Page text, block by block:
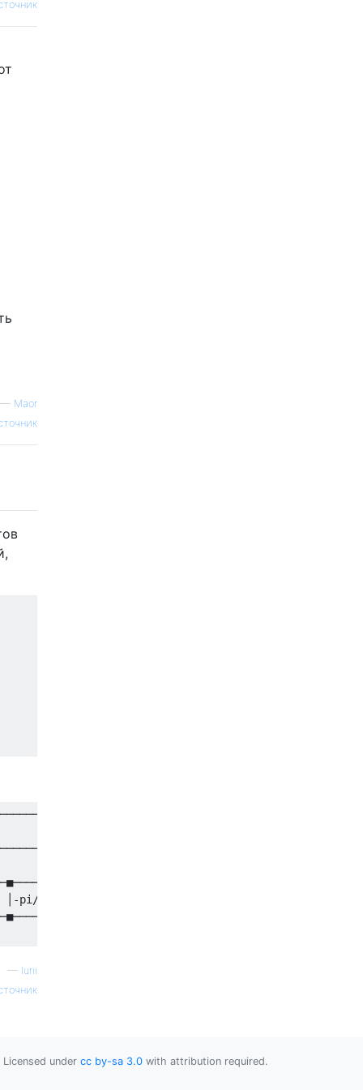
— Maor
│                                  │
┌─┴─┐            ┌─┴─┐
X ├──────■─────┤ X ├──────■───────────
pi/4 ├───┤┌───┐ │pi/4 ├───┤┌───┐ │-pi/4 ┌───┐
H ├┤ H ├─■─────┤ H ├┤ H ├─■──────┤ H ├
— Iurii
Licensed under cc by-sa 3.0 with attribution required.